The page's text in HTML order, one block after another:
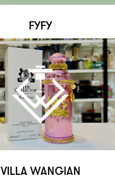
FYFY
VILLA WANGIAN